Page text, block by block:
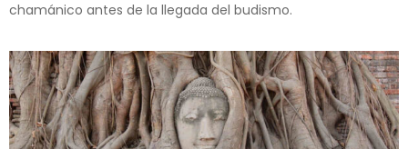
chamánico antes de la llegada del budismo.